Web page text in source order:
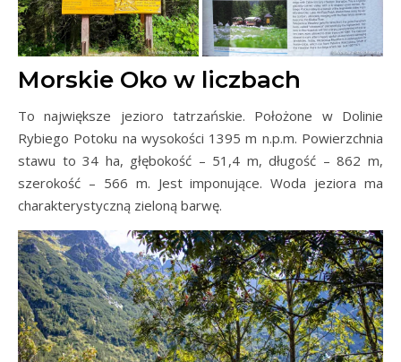
Morskie Oko w liczbach
To największe jezioro tatrzańskie. Położone w Dolinie
Rybiego Potoku na wysokości 1395 m n.p.m. Powierzchnia
stawu to 34 ha, głębokość – 51,4 m, długość – 862 m,
szerokość – 566 m. Jest imponujące. Woda jeziora ma
charakterystyczną zieloną barwę.